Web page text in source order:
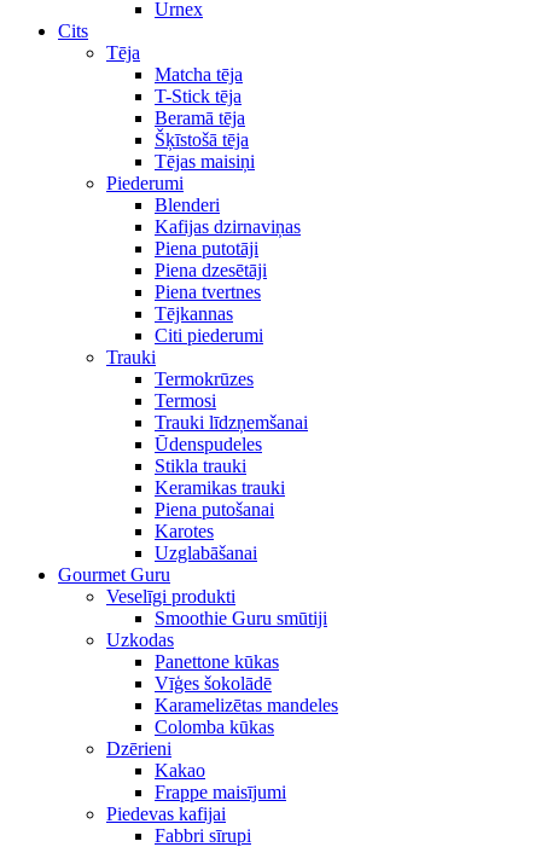
Urnex
Cits
Tēja
Matcha tēja
T-Stick tēja
Beramā tēja
Šķīstošā tēja
Tējas maisiņi
Piederumi
Blenderi
Kafijas dzirnaviņas
Piena putotāji
Piena dzesētāji
Piena tvertnes
Tējkannas
Citi piederumi
Trauki
Termokrūzes
Termosi
Trauki līdzņemšanai
Ūdenspudeles
Stikla trauki
Keramikas trauki
Piena putošanai
Karotes
Uzglabāšanai
Gourmet Guru
Veselīgi produkti
Smoothie Guru smūtiji
Uzkodas
Panettone kūkas
Vīģes šokolādē
Karamelizētas mandeles
Colomba kūkas
Dzērieni
Kakao
Frappe maisījumi
Piedevas kafijai
Fabbri sīrupi